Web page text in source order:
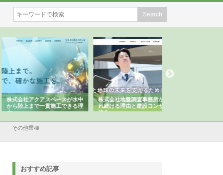
社アクアスペースが水中
上まで一貫施工できる理
株式会社地盤調査事務所が選ば
れ続ける理由と建設コンサルの
強み
その他業種
おすすめ記事